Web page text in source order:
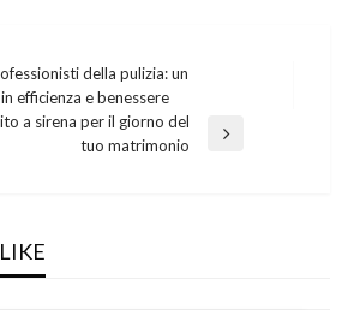
della pulizia: un
efficienza e benessere
a sirena per il giorno del
tuo matrimonio